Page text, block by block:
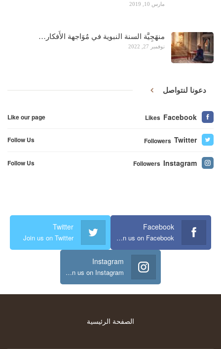
مارس 10, 2019
منهَجِيَّة السنة النبوية في مُوَاجهة الأَفكار…
نوفمبر 27, 2022
دعونا لنتواصل
Facebook
Likes
Like our page
Twitter
Followers
Follow Us
Instagram
Followers
Follow Us
Facebook
Join us on Facebook
Twitter
Join us on Twitter
Instagram
Join us on Instagram
الصفحة الرئيسية